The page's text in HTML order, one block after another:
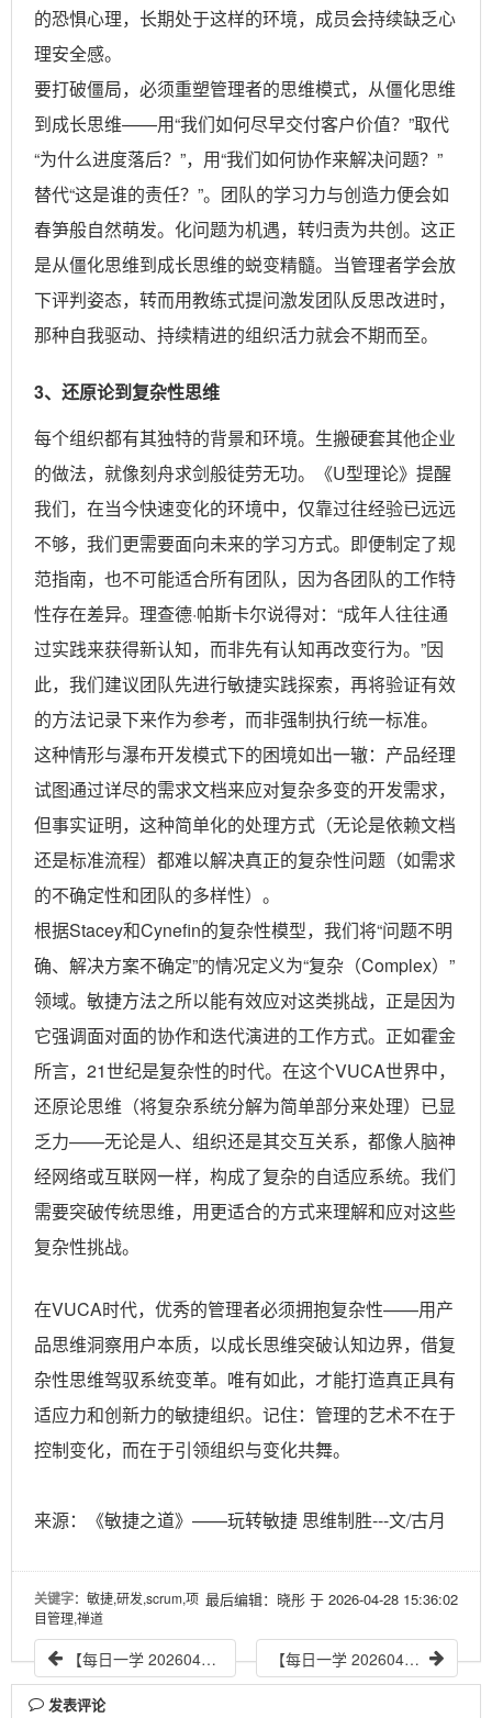
的恐惧心理，长期处于这样的环境，成员会持续缺乏心
理安全感。
要打破僵局，必须重塑管理者的思维模式，从僵化思维
到成长思维——用“我们如何尽早交付客户价值？”取代
“为什么进度落后？”，用“我们如何协作来解决问题？”
替代“这是谁的责任？”。团队的学习力与创造力便会如
春笋般自然萌发。化问题为机遇，转归责为共创。这正
是从僵化思维到成长思维的蜕变精髓。当管理者学会放
下评判姿态，转而用教练式提问激发团队反思改进时，
那种自我驱动、持续精进的组织活力就会不期而至。
3、还原论到复杂性思维
每个组织都有其独特的背景和环境。生搬硬套其他企业
的做法，就像刻舟求剑般徒劳无功。《U型理论》提醒
我们，在当今快速变化的环境中，仅靠过往经验已远远
不够，我们更需要面向未来的学习方式。即便制定了规
范指南，也不可能适合所有团队，因为各团队的工作特
性存在差异。理查德·帕斯卡尔说得对：“成年人往往通
过实践来获得新认知，而非先有认知再改变行为。”因
此，我们建议团队先进行敏捷实践探索，再将验证有效
的方法记录下来作为参考，而非强制执行统一标准。
这种情形与瀑布开发模式下的困境如出一辙：产品经理
试图通过详尽的需求文档来应对复杂多变的开发需求，
但事实证明，这种简单化的处理方式（无论是依赖文档
还是标准流程）都难以解决真正的复杂性问题（如需求
的不确定性和团队的多样性）。
根据Stacey和Cynefin的复杂性模型，我们将“问题不明
确、解决方案不确定”的情况定义为“复杂（Complex）”
领域。敏捷方法之所以能有效应对这类挑战，正是因为
它强调面对面的协作和迭代演进的工作方式。正如霍金
所言，21世纪是复杂性的时代。在这个VUCA世界中，
还原论思维（将复杂系统分解为简单部分来处理）已显
乏力——无论是人、组织还是其交互关系，都像人脑神
经网络或互联网一样，构成了复杂的自适应系统。我们
需要突破传统思维，用更适合的方式来理解和应对这些
复杂性挑战。
在VUCA时代，优秀的管理者必须拥抱复杂性——用产
品思维洞察用户本质，以成长思维突破认知边界，借复
杂性思维驾驭系统变革。唯有如此，才能打造真正具有
适应力和创新力的敏捷组织。记住：管理的艺术不在于
控制变化，而在于引领组织与变化共舞。
来源：《敏捷之道》——玩转敏捷 思维制胜---文/古月
最后编辑：晓彤 于 2026-04-28 15:36:02
关键字：敏捷,研发,scrum,项
目管理,禅道
【每日一学 20260424】企业经营管理 【每日一学 20260428】企业战略的重要性
发表评论